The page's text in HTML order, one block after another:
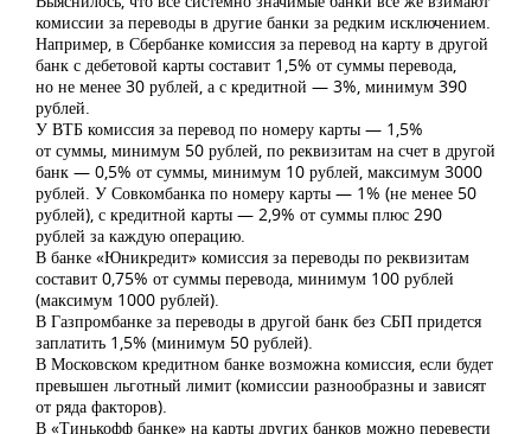
комиссии за переводы в другие банки за редким исключением.
Например, в Сбербанке комиссия за перевод на карту в другой
банк с дебетовой карты составит 1,5% от суммы перевода,
но не менее 30 рублей, а с кредитной — 3%, минимум 390
рублей.
У ВТБ комиссия за перевод по номеру карты — 1,5%
от суммы, минимум 50 рублей, по реквизитам на счет в другой
банк — 0,5% от суммы, минимум 10 рублей, максимум 3000
рублей. У Совкомбанка по номеру карты — 1% (не менее 50
рублей), с кредитной карты — 2,9% от суммы плюс 290
рублей за каждую операцию.
В банке «Юникредит» комиссия за переводы по реквизитам
составит 0,75% от суммы перевода, минимум 100 рублей
(максимум 1000 рублей).
В Газпромбанке за переводы в другой банк без СБП придется
заплатить 1,5% (минимум 50 рублей).
В Московском кредитном банке возможна комиссия, если будет
превышен льготный лимит (комиссии разнообразны и зависят
от ряда факторов).
В «Тинькофф банке» на карты других банков можно перевести